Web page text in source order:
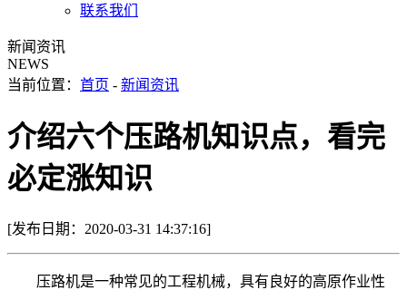
联系我们
新闻资讯
NEWS
当前位置： 首页 - 新闻资讯
介绍六个压路机知识点，看完
必定涨知识
[发布日期：2020-03-31 14:37:16]
压路机是一种常见的工程机械，具有良好的高原作业性